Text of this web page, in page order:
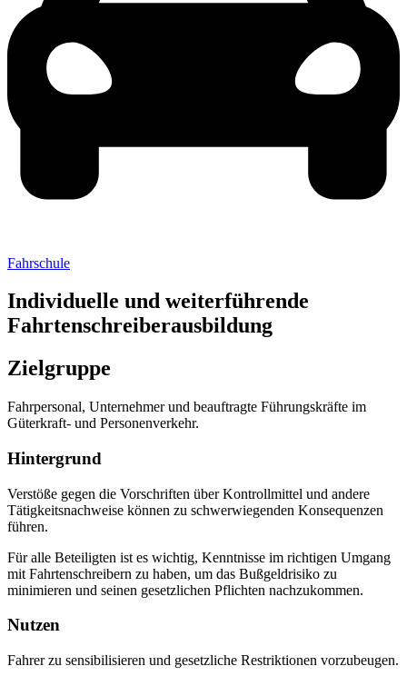
Fahrschule
Individuelle und weiterführende
Fahrtenschreiberausbildung
Zielgruppe
Fahrpersonal, Unternehmer und beauftragte Führungskräfte im
Güterkraft- und Personenverkehr.
Hintergrund
Verstöße gegen die Vorschriften über Kontrollmittel und andere
Tätigkeitsnachweise können zu schwerwiegenden Konsequenzen
führen.
Für alle Beteiligten ist es wichtig, Kenntnisse im richtigen Umgang
mit Fahrtenschreibern zu haben, um das Bußgeldrisiko zu
minimieren und seinen gesetzlichen Pflichten nachzukommen.
Nutzen
Fahrer zu sensibilisieren und gesetzliche Restriktionen vorzubeugen.